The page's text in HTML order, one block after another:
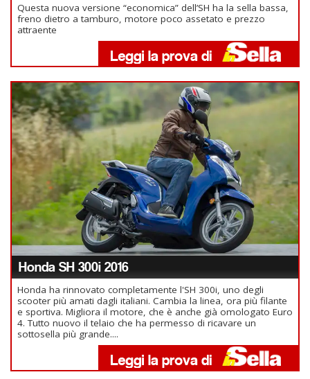
Questa nuova versione “economica” dell’SH ha la sella bassa,
freno dietro a tamburo, motore poco assetato e prezzo
attraente
Honda SH 300i 2016
Honda ha rinnovato completamente l'SH 300i, uno degli
scooter più amati dagli italiani. Cambia la linea, ora più filante
e sportiva. Migliora il motore, che è anche già omologato Euro
4. Tutto nuovo il telaio che ha permesso di ricavare un
sottosella più grande....